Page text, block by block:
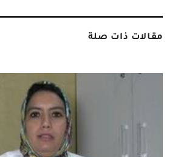
مقالات ذات صلة